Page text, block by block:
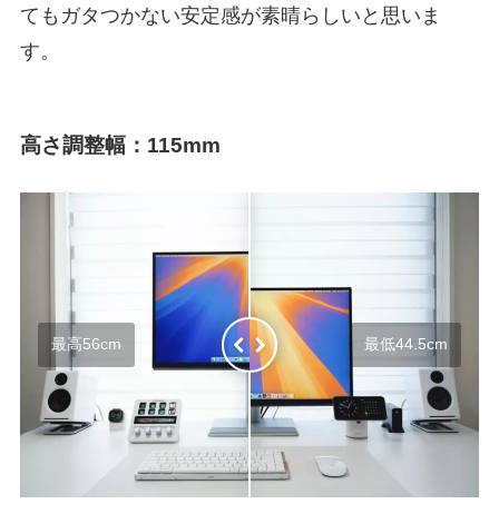
てもガタつかない安定感が素晴らしいと思いま
す。
高さ調整幅：115mm
最高56cm 最低44.5cm